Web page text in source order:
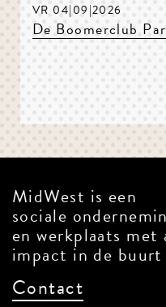
VR 04|09|2026
De Boomerclub
MidWest is een
sociale
en werkplaats met
impact in de
Contact